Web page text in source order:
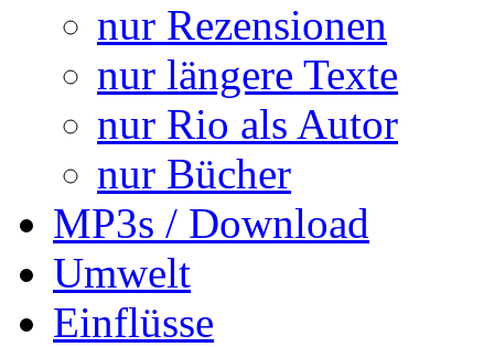
nur Rezensionen
nur längere Texte
nur Rio als Autor
nur Bücher
MP3s / Download
Umwelt
Einflüsse